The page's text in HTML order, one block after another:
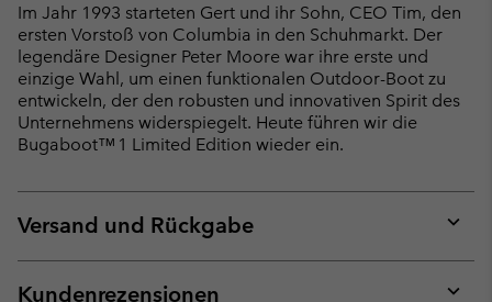
Im Jahr 1993 starteten Gert und ihr Sohn, CEO Tim, den
ersten Vorstoß von Columbia in den Schuhmarkt. Der
legendäre Designer Peter Moore war ihre erste und
einzige Wahl, um einen funktionalen Outdoor-Boot zu
entwickeln, der den robusten und innovativen Spirit des
Unternehmens widerspiegelt. Heute führen wir die
Bugaboot™ 1 Limited Edition wieder ein.
Versand und Rückgabe
or
Kundenrezensionen